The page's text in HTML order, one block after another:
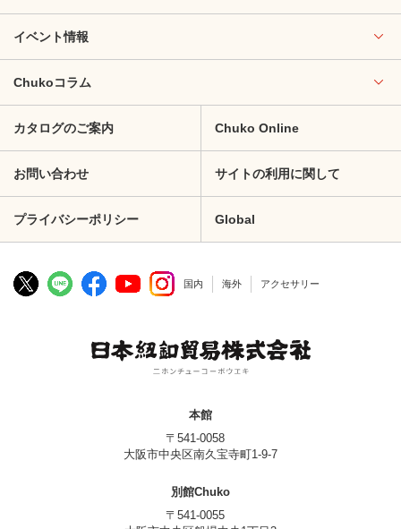
イベント情報
Chukoコラム
カタログのご案内 Chuko Online
お問い合わせ サイトの利用に関して
プライバシーポリシー Global
国内 海外 アクセサリー
本館
〒541-0058
大阪市中央区南久宝寺町1-9-7
別館Chuko
〒541-0055